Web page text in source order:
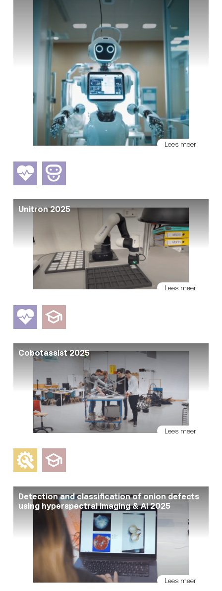
Lees meer
Unitron 2025
Lees meer
Cobotassist 2025
Lees meer
Detection and classification of onion defects
using hyperspectral imaging & AI 2025
Lees meer